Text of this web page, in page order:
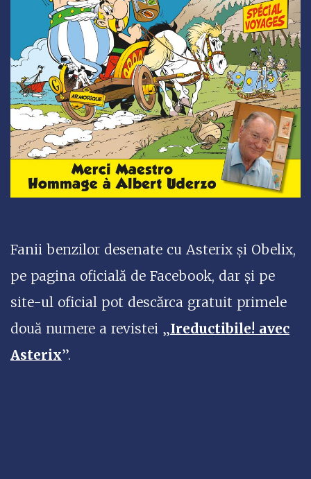
Fanii benzilor desenate cu Asterix și Obelix,
pe pagina oficială de Facebook, dar și pe
site-ul oficial pot descărca gratuit primele
două numere a revistei „Ireductibile! avec
Asterix”.